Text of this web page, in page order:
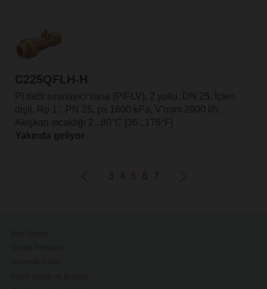
C225QFLH-H
PI debi sınırlayıcı vana (PIFLV), 2 yollu, DN 25, İçten
dişli, Rp 1", PN 25, ps 1600 kPa, V'nom 2900 l/h,
Akışkan sıcaklığı 2...80°C [36...176°F]
Yakında geliyor
3 4 5 6 7